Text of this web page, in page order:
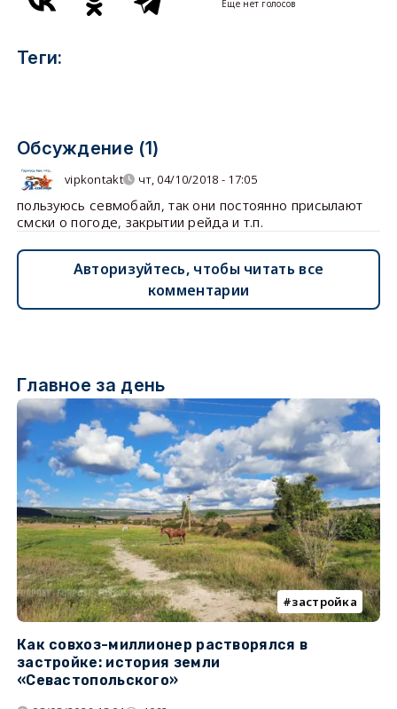
Еще нет голосов
Теги:
Обсуждение (1)
vipkontakt чт, 04/10/2018 - 17:05
пользуюсь севмобайл, так они постоянно присылают
смски о погоде, закрытии рейда и т.п.
Авторизуйтесь, чтобы читать все
комментарии
Главное за день
застройка
Как совхоз-миллионер растворялся в
застройке: история земли
«Севастопольского»